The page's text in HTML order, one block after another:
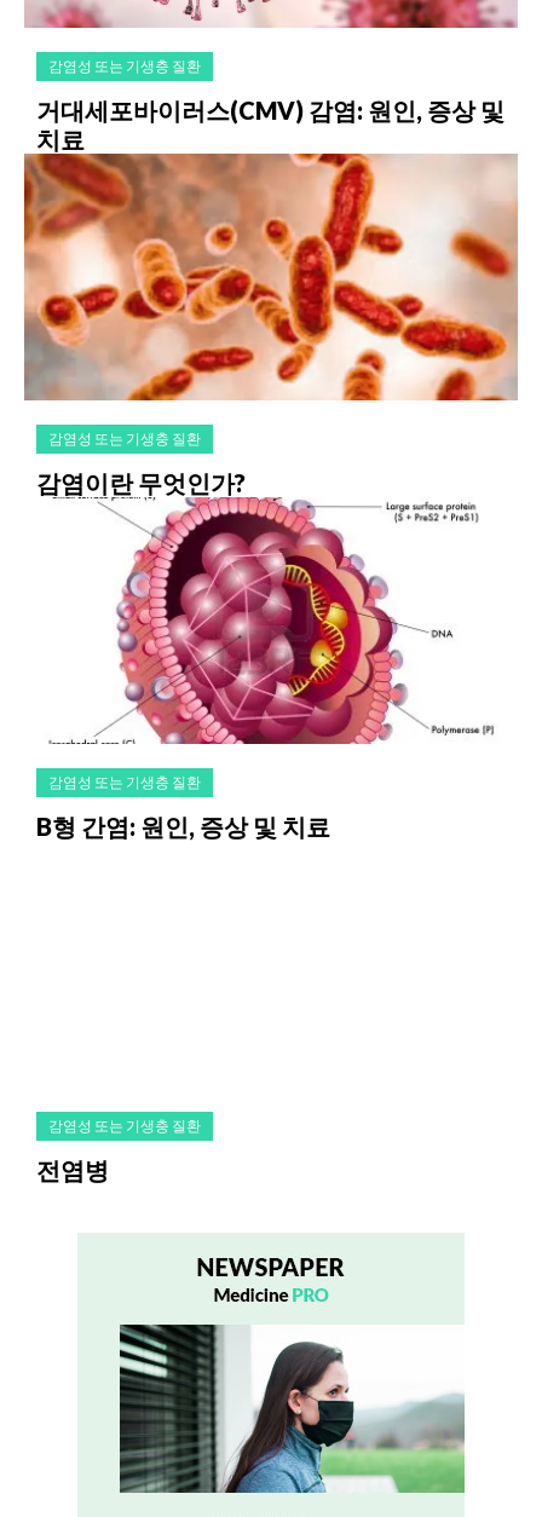
감염성 또는 기생충 질환
거대세포바이러스(CMV) 감염: 원인, 증상 및
치료
감염성 또는 기생충 질환
감염이란 무엇인가?
감염성 또는 기생충 질환
B형 간염: 원인, 증상 및 치료
감염성 또는 기생충 질환
전염병